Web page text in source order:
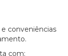
e conveniências
com: